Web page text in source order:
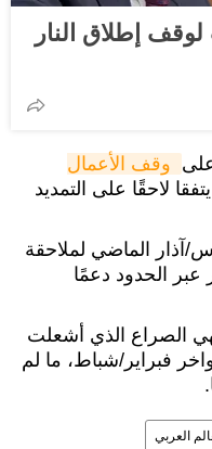
لوقف إطلاق النار
لاحقًا على التمديد
آذار الماضي لملاحقة
عبر الحدود دعمًا
الصراع الذي أشعلت
فبراير/شباط، ما لم
العربي